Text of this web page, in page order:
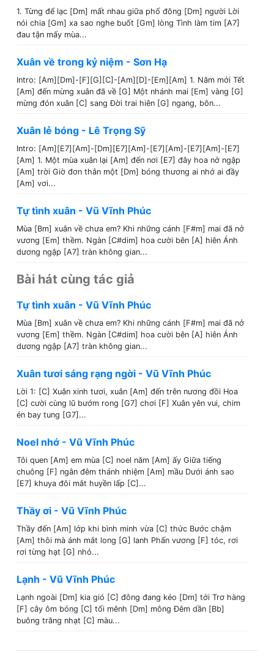
1. Từng để lạc [Dm] mất nhau giữa phố đông [Dm] người Lời
nói chia [Gm] xa sao nghe buốt [Gm] lòng Tình làm tim [A7]
đau tận mấy mùa...
Xuân về trong kỷ niệm - Sơn Hạ
Intro: [Am][Dm]-[F][G][C]-[Am][D]-[Em][Am] 1. Năm mới Tết
[Am] đến mừng xuân đã về [G] Một nhánh mai [Em] vàng [G]
mừng đón xuân [C] sang Đời trai hiên [G] ngang, bôn...
Xuân lẻ bóng - Lê Trọng Sỹ
Intro: [Am][E7][Am]-[Dm][E7][Am]-[E7][Am]-[E7][Am]-[E7]
[Am] 1. Một mùa xuân lại [Am] đến nơi [E7] đây hoa nở ngập
[Am] trời Giờ đơn thân một [Dm] bóng thương ai nhớ ai đầy
[Am] vơi...
Tự tình xuân - Vũ Vĩnh Phúc
Mùa [Bm] xuân về chưa em? Khi những cánh [F#m] mai đã nở
vương [Em] thềm. Ngàn [C#dim] hoa cười bên [A] hiên Ánh
dương ngập [A7] tràn không gian...
Bài hát cùng tác giả
Tự tình xuân - Vũ Vĩnh Phúc
Mùa [Bm] xuân về chưa em? Khi những cánh [F#m] mai đã nở
vương [Em] thềm. Ngàn [C#dim] hoa cười bên [A] hiên Ánh
dương ngập [A7] tràn không gian...
Xuân tươi sáng rạng ngời - Vũ Vĩnh Phúc
Lời 1: [C] Xuân xinh tươi, xuân [Am] đến trên nương đồi Hoa
[C] cười cùng lũ bướm rong [G7] chơi [F] Xuân yên vui, chim
én bay tung [G7]...
Noel nhớ - Vũ Vĩnh Phúc
Tôi quen [Am] em mùa [C] noel năm [Am] ấy Giữa tiếng
chuông [F] ngân đêm thánh nhiệm [Am] mầu Dưới ánh sao
[E7] khuya đôi mắt huyền lấp [C]...
Thầy ơi - Vũ Vĩnh Phúc
Thầy đến [Am] lớp khi bình minh vừa [C] thức Bước chậm
[Am] thôi mà ánh mắt long [G] lanh Phấn vương [F] tóc, rơi
rơi từng hạt [G] nhỏ...
Lạnh - Vũ Vĩnh Phúc
Lạnh ngoài [Dm] kia gió [C] đông đang kéo [Dm] tới Trơ hàng
[F] cây ôm bóng [C] tối mênh [Dm] mông Đêm dần [Bb]
buông trăng nhạt [C] màu...